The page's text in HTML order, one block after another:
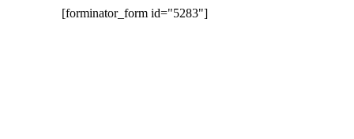
[forminator_form id="5283"]